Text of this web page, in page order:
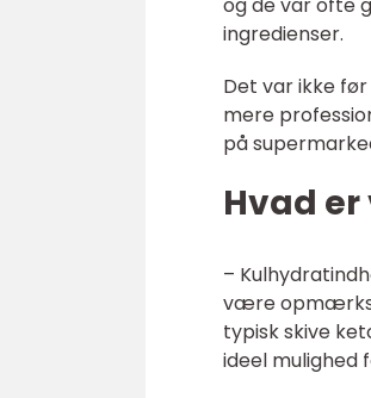
og de var ofte
ingredienser.
Det var ikke
mere
på
Hvad
–
være
typisk skive
ideel mulighed